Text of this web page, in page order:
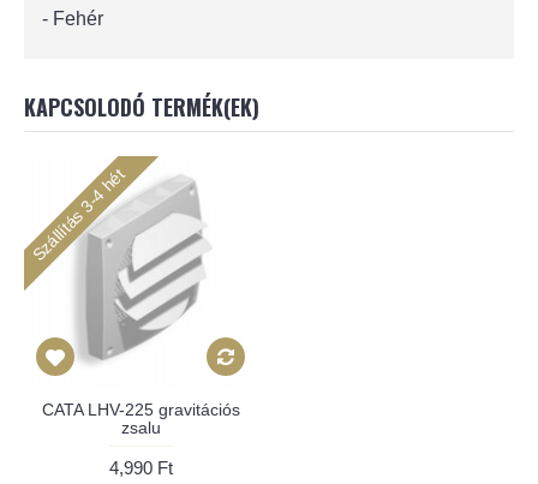
- Fehér
KAPCSOLODÓ TERMÉK(EK)
Szállítás 3-4 hét
CATA LHV-225 gravitációs
zsalu
4,990 Ft